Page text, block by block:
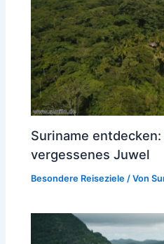
Suriname
vergessenes Juwel
Besondere Reiseziele / Von